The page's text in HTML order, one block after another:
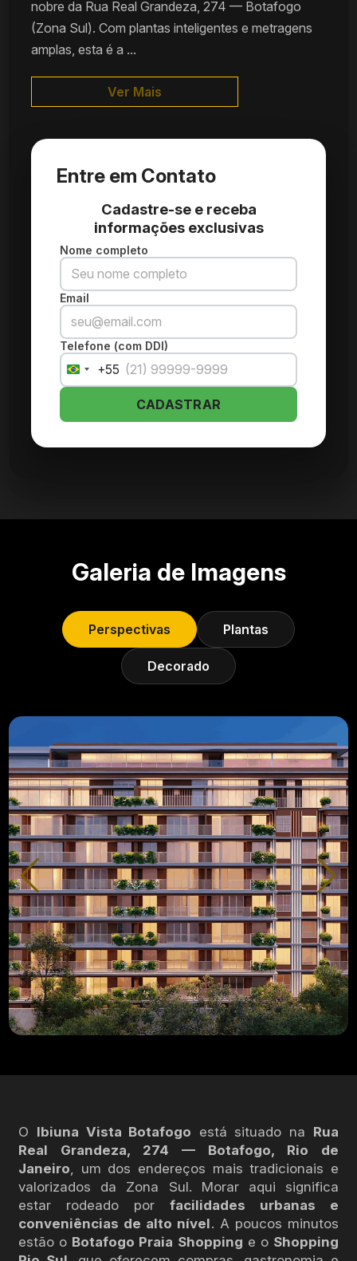
nobre da Rua Real Grandeza, 274 — Botafogo
(Zona Sul). Com plantas inteligentes e metragens
amplas, esta é a ...
Ver Mais
Entre em Contato
Cadastre-se e receba
informações exclusivas
Nome completo
Email
Telefone (com DDI)
Brazil
+55
+55
CADASTRAR
Galeria de Imagens
Perspectivas Plantas
Decorado
O Ibiuna Vista Botafogo está situado na Rua
Real Grandeza, 274 — Botafogo, Rio de
Janeiro , um dos endereços mais tradicionais e
valorizados da Zona Sul. Morar aqui significa
estar rodeado por facilidades urbanas e
conveniências de alto nível. A poucos minutos
estão o Botafogo Praia Shopping e o Shopping